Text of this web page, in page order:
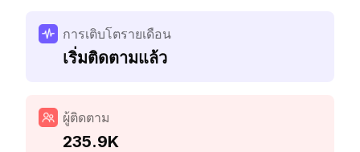
การเติบโตรายเดือน
เริ่มติดตามแล้ว
ผู้ติดตาม
235.9K